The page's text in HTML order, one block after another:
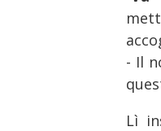
- Il
Lì